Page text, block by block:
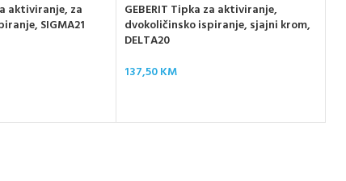
aktiviranje, za
SIGMA21
GEBERIT Tipka za aktiviranje,
dvokoličinsko ispiranje, sjajni krom,
DELTA20
137,50KM